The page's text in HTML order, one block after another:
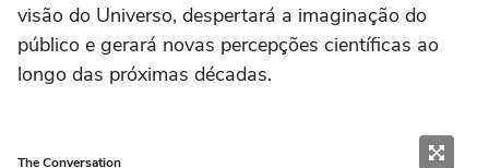
visão do Universo, despertará a imaginação do
público e gerará novas percepções científicas ao
longo das próximas décadas.
The Conversation